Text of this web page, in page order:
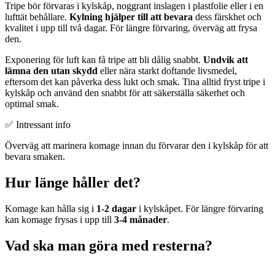
Tripe bör förvaras i kylskåp, noggrant inslagen i plastfolie eller i en
lufttät behållare. Kylning hjälper till att bevara dess färskhet och
kvalitet i upp till två dagar. För längre förvaring, överväg att frysa
den.
Exponering för luft kan få tripe att bli dålig snabbt. Undvik att
lämna den utan skydd eller nära starkt doftande livsmedel,
eftersom det kan påverka dess lukt och smak. Tina alltid fryst tripe i
kylskåp och använd den snabbt för att säkerställa säkerhet och
optimal smak.
✅ Intressant info
Överväg att marinera komage innan du förvarar den i kylskåp för att
bevara smaken.
Hur länge håller det?
Komage kan hålla sig i 1-2 dagar i kylskåpet. För längre förvaring
kan komage frysas i upp till 3-4 månader.
Vad ska man göra med resterna?